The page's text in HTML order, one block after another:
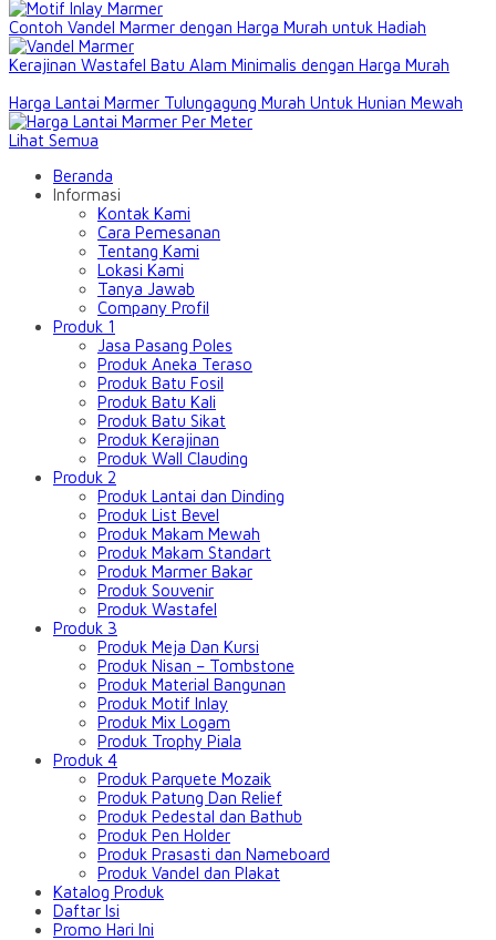
Contoh Vandel Marmer dengan Harga Murah untuk Hadiah
Kerajinan Wastafel Batu Alam Minimalis dengan Harga Murah
Harga Lantai Marmer Tulungagung Murah Untuk Hunian Mewah
Lihat Semua
Beranda
Informasi
Kontak Kami
Cara Pemesanan
Tentang Kami
Lokasi Kami
Tanya Jawab
Company Profil
Produk 1
Jasa Pasang Poles
Produk Aneka Teraso
Produk Batu Fosil
Produk Batu Kali
Produk Batu Sikat
Produk Kerajinan
Produk Wall Clauding
Produk 2
Produk Lantai dan Dinding
Produk List Bevel
Produk Makam Mewah
Produk Makam Standart
Produk Marmer Bakar
Produk Souvenir
Produk Wastafel
Produk 3
Produk Meja Dan Kursi
Produk Nisan – Tombstone
Produk Material Bangunan
Produk Motif Inlay
Produk Mix Logam
Produk Trophy Piala
Produk 4
Produk Parquete Mozaik
Produk Patung Dan Relief
Produk Pedestal dan Bathub
Produk Pen Holder
Produk Prasasti dan Nameboard
Produk Vandel dan Plakat
Katalog Produk
Daftar Isi
Promo Hari Ini